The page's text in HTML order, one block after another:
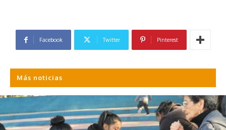
Facebook Twitter Pinterest
Más noticias